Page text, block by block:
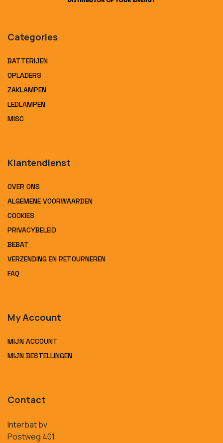
Categories
BATTERIJEN
OPLADERS
ZAKLAMPEN
LEDLAMPEN
MISC
Klantendienst
OVER ONS
ALGEMENE VOORWAARDEN
COOKIES
PRIVACYBELEID
BEBAT
VERZENDING EN RETOURNEREN
FAQ
My Account
MIJN ACCOUNT
MIJN BESTELLINGEN
Contact
Interbat bv
Postweg 401